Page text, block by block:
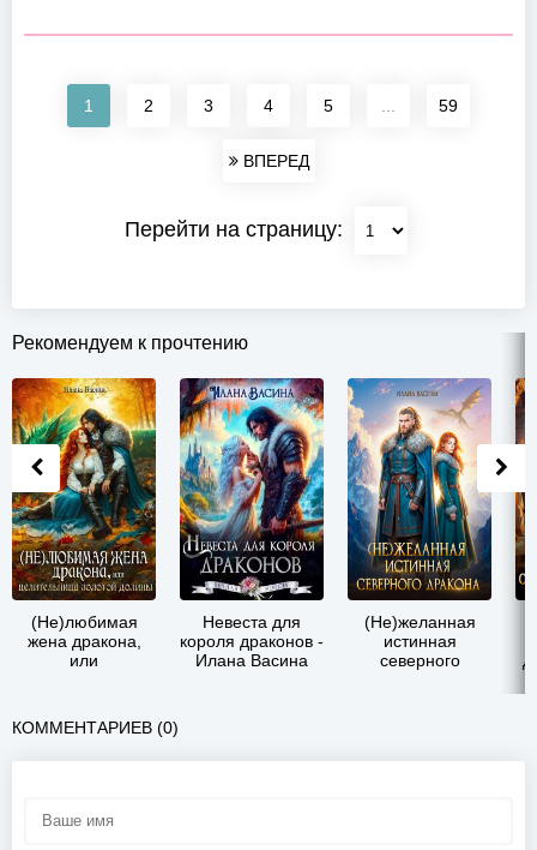
1 2 3 4 5 59
ВПЕРЕД
Перейти на страницу:
Рекомендуем к прочтению
(Не)любимая
жена дракона,
или
Илана Васина
Невеста для
короля драконов -
Илана Васина
(Не)желанная
истинная
северного
КОММЕНТАРИЕВ (0)